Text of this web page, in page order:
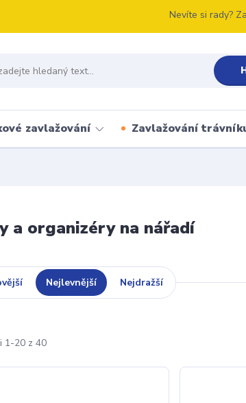
Nevíte si rady?
zavlažování Zavlažování
a organizéry na nářadí
Nejlevnější Nejdražší
1-20 z 40